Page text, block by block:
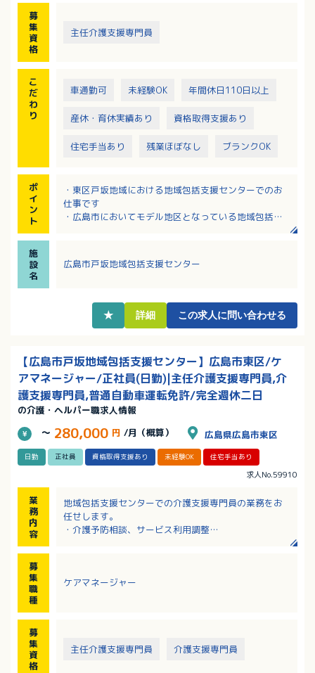
募
集
資
格
主任介護支援専門員
こ
だ
わ
り
車通勤可 未経験OK 年間休日110日以上
産休・育休実績あり 資格取得支援あり
住宅手当あり 残業ほぼなし ブランクOK
ポ
イ
ン
ト
・東区戸坂地域における地域包括支援センターでのお
仕事です
・広島市においてモデル地区となっている地域包括エ
す！
・資格取得のための支援制度があります！
施
設
名
広島市戸坂地域包括支援センター
★ 詳細 この求人に問い合わせる
【広島市戸坂地域包括支援センター】広島市東区/ケ
アマネージャー/正社員(日勤)|主任介護支援専門員,介
護支援専門員,普通自動車運転免許/完全週休二日
の介護・ヘルパー職求人情報
～ 280,000 円 /月（概算） 広島県広島市東区
日勤 正社員 資格取得支援あり 未経験OK 住宅手当あり
求人No.59910
業
務
内
容
地域包括支援センターでの介護支援専門員の業務をお
任せします。
・介護予防相談、サービス利用調整
・地域介護予防拠点づくりの支援
募
集
職
種
ケアマネージャー
募
集
資
格
主任介護支援専門員 介護支援専門員